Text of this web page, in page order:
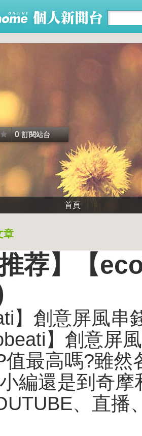
0 訂閱站台
首頁
章
推荐】【
】創意屏風
】創意屏
值最高嗎?雖
編還是到奇
、直播